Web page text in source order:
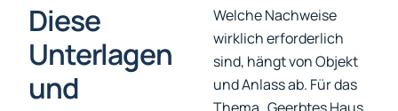
Diese
Unterlagen
und
Welche Nachweise
wirklich erforderlich
sind, hängt von Objekt
und Anlass ab. Für das